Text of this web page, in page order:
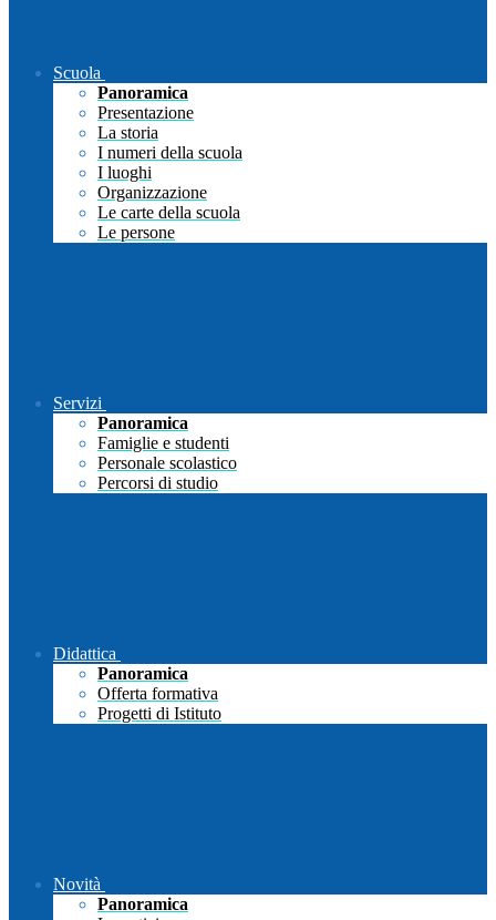
Scuola
Panoramica
Presentazione
La storia
I numeri della scuola
I luoghi
Organizzazione
Le carte della scuola
Le persone
Servizi
Panoramica
Famiglie e studenti
Personale scolastico
Percorsi di studio
Didattica
Panoramica
Offerta formativa
Progetti di Istituto
Novità
Panoramica